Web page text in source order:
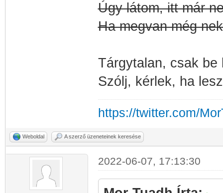
Úgy látom, itt már
Ha megvan még
Tárgytalan, csak
Szólj, kérlek, ha
https://twitter.com/
Weboldal A szerző üzeneteinek keresése
2022-06-07, 17:13:30